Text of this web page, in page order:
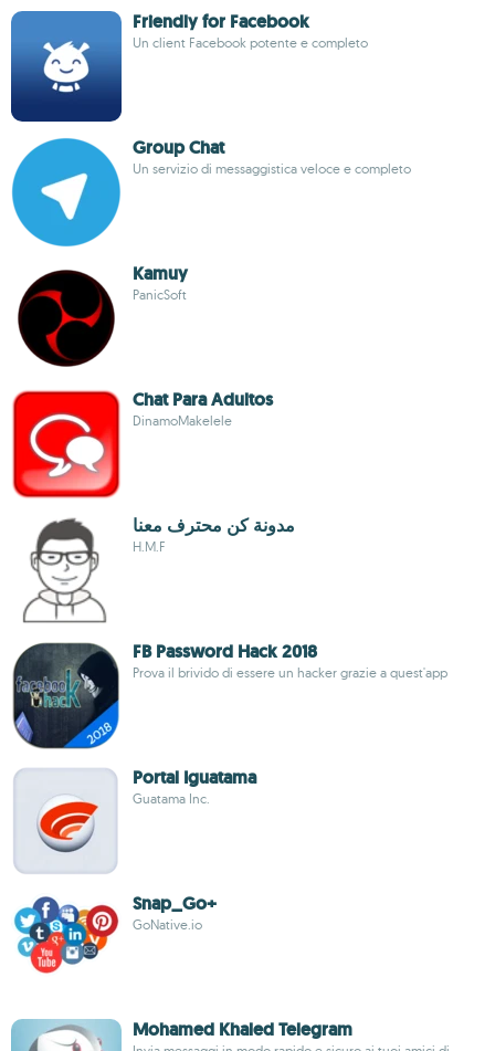
Friendly for Facebook
Un client Facebook potente e completo
Group Chat
Un servizio di messaggistica veloce e completo
Kamuy
PanicSoft
Chat Para Adultos
DinamoMakelele
مدونة كن محترف معنا
H.M.F
FB Password Hack 2018
Prova il brivido di essere un hacker grazie a quest'app
Portal Iguatama
Guatama Inc.
Snap_Go+
GoNative.io
Mohamed Khaled Telegram